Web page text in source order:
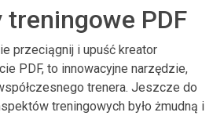
treningowe PDF
przeciągnij i upuść kreator
PDF, to innowacyjne narzędzie,
trenera. Jeszcze do
treningowych było żmudną i